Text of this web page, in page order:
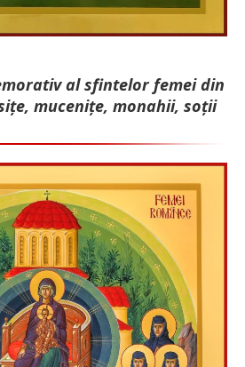
al sfintelor femei din
mu­cenițe, monahii, soții